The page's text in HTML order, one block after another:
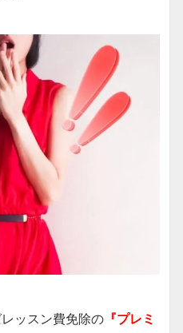
ッスン費免除の 『プレミ